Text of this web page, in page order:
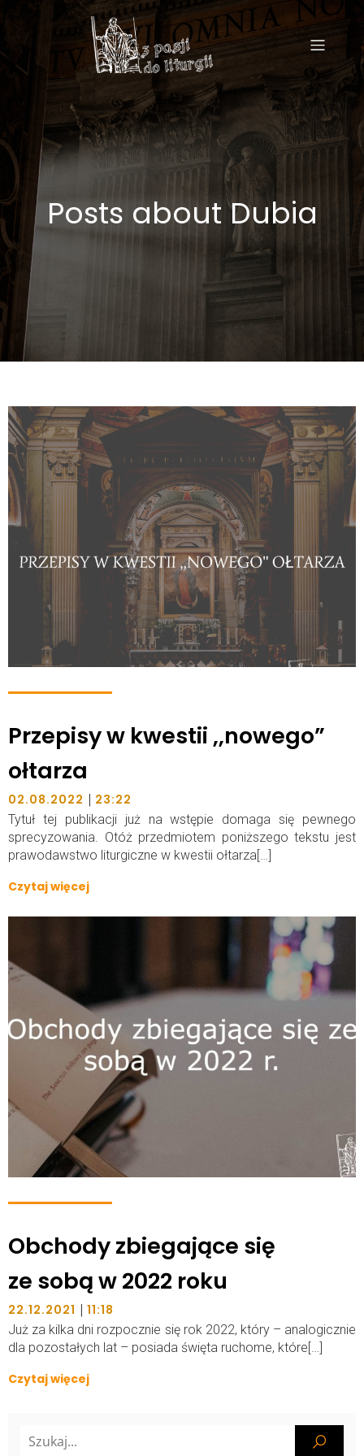
Posts about Dubia
Przepisy w kwestii ,,nowego”
ołtarza
02.08.2022 | 23:22
Tytuł tej publikacji już na wstępie domaga się pewnego
sprecyzowania. Otóż przedmiotem poniższego tekstu jest
prawodawstwo liturgiczne w kwestii ołtarza[…]
Czytaj więcej
Obchody zbiegające się
ze sobą w 2022 roku
22.12.2021 | 11:18
Już za kilka dni rozpocznie się rok 2022, który – analogicznie
dla pozostałych lat – posiada święta ruchome, które[…]
Czytaj więcej